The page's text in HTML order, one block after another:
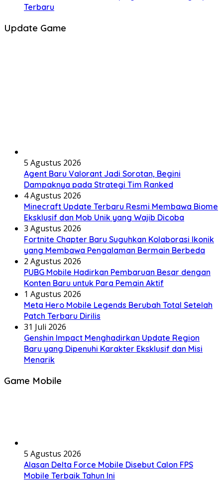
Terbaru
Update Game
5 Agustus 2026
Agent Baru Valorant Jadi Sorotan, Begini
Dampaknya pada Strategi Tim Ranked
4 Agustus 2026
Minecraft Update Terbaru Resmi Membawa Biome
Eksklusif dan Mob Unik yang Wajib Dicoba
3 Agustus 2026
Fortnite Chapter Baru Suguhkan Kolaborasi Ikonik
yang Membawa Pengalaman Bermain Berbeda
2 Agustus 2026
PUBG Mobile Hadirkan Pembaruan Besar dengan
Konten Baru untuk Para Pemain Aktif
1 Agustus 2026
Meta Hero Mobile Legends Berubah Total Setelah
Patch Terbaru Dirilis
31 Juli 2026
Genshin Impact Menghadirkan Update Region
Baru yang Dipenuhi Karakter Eksklusif dan Misi
Menarik
Game Mobile
5 Agustus 2026
Alasan Delta Force Mobile Disebut Calon FPS
Mobile Terbaik Tahun Ini